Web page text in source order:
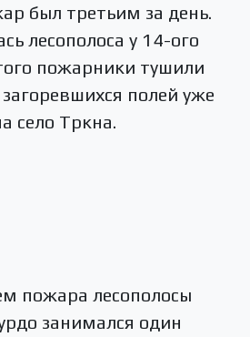
был третьим за день.
лесополоса у 14-ого
пожарники тушили
полей уже
село Тркна.
пожара лесополосы
занимался один